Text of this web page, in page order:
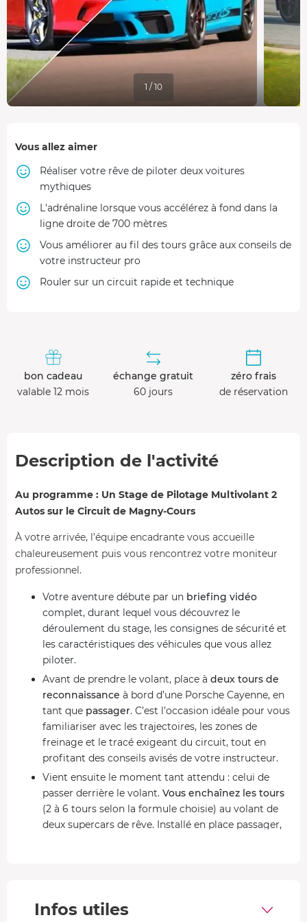
991 GT3 RS
372 €
EN PROMOTION
Pilotage Ferrari F8 Tributo + Porsche
991 GT3 RS
414 €
311 €
Faisable uniquement le 25/10/2026
991 GT3 RS
1 / 10
Vous allez aimer
Réaliser votre rêve de piloter deux voitures
mythiques
L'adrénaline lorsque vous accélérez à fond dans la
ligne droite de 700 mètres
Vous améliorer au fil des tours grâce aux conseils de
votre instructeur pro
Rouler sur un circuit rapide et technique
bon cadeau
valable 12 mois
échange gratuit
60 jours
zéro frais
de réservation
Description de l'activité
Au programme : Un Stage de Pilotage Multivolant 2
Autos sur le Circuit de Magny-Cours
À votre arrivée, l’équipe encadrante vous accueille
chaleureusement puis vous rencontrez votre moniteur
professionnel.
Votre aventure débute par un briefing vidéo
complet, durant lequel vous découvrez le
déroulement du stage, les consignes de sécurité et
les caractéristiques des véhicules que vous allez
piloter.
Avant de prendre le volant, place à deux tours de
reconnaissance à bord d’une Porsche Cayenne, en
tant que passager. C’est l’occasion idéale pour vous
familiariser avec les trajectoires, les zones de
freinage et le tracé exigeant du circuit, tout en
profitant des conseils avisés de votre instructeur.
Vient ensuite le moment tant attendu : celui de
passer derrière le volant. Vous enchaînez les tours
(2 à 6 tours selon la formule choisie) au volant de
deux supercars de rêve. Installé en place passager,
stands pour undébriefing
. Vous repartez avec
Infos utiles